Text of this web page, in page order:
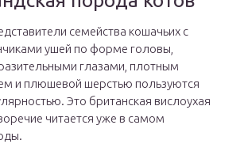
семейства кошачьих с
ушей по форме головы,
глазами, плотным
и плюшевой шерстью пользуются
Это британская вислоухая
читается уже в самом